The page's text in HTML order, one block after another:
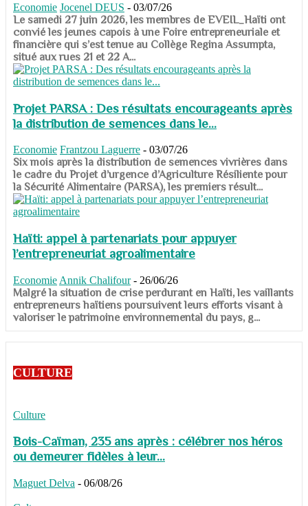
Economie Jocenel DEUS - 03/07/26
Le samedi 27 juin 2026, les membres de EVEIL_Haïti ont
convié les jeunes capois à une Foire entrepreneuriale et
financière qui s’est tenue au Collège Regina Assumpta,
situé aux rues 21 et 22 A...
Projet PARSA : Des résultats encourageants après
la distribution de semences dans le...
Economie Frantzou Laguerre - 03/07/26
​​​​​​​Six mois après la distribution de semences vivrières dans
le cadre du Projet d’urgence d’Agriculture Résiliente pour
la Sécurité Alimentaire (PARSA), les premiers résult...
Haïti: appel à partenariats pour appuyer
l’entrepreneuriat agroalimentaire
Economie Annik Chalifour - 26/06/26
​​​​​​​Malgré la situation de crise perdurant en Haïti, les vaillants
entrepreneurs haïtiens poursuivent leurs efforts visant à
valoriser le patrimoine environnemental du pays, g...
CULTURE
Culture
Bois-Caïman, 235 ans après : célébrer nos héros
ou demeurer fidèles à leur...
Maguet Delva - 06/08/26